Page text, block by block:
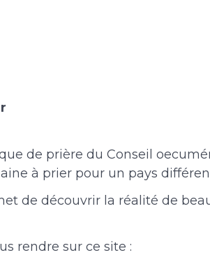
de prière du Conseil
à prier pour un pays
de découvrir la réalité de
rendre sur ce site :